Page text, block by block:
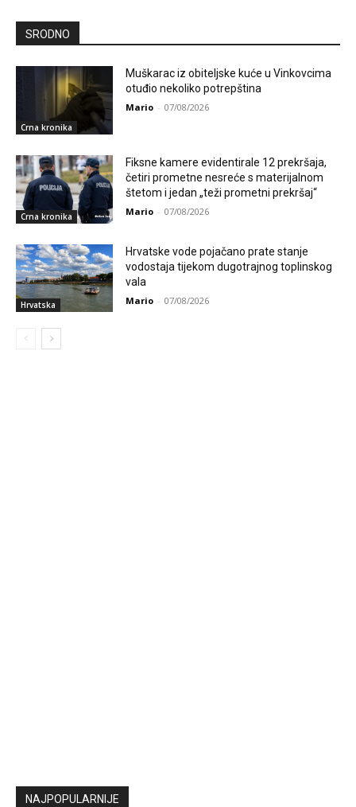
SRODNO
Crna kronika
Muškarac iz obiteljske kuće u Vinkovcima
otuđio nekoliko potrepština
Mario - 07/08/2026
Crna kronika
Fiksne kamere evidentirale 12 prekršaja,
četiri prometne nesreće s materijalnom
štetom i jedan „teži prometni prekršaj“
Mario - 07/08/2026
Hrvatska
Hrvatske vode pojačano prate stanje
vodostaja tijekom dugotrajnog toplinskog
vala
Mario - 07/08/2026
NAJPOPULARNIJE